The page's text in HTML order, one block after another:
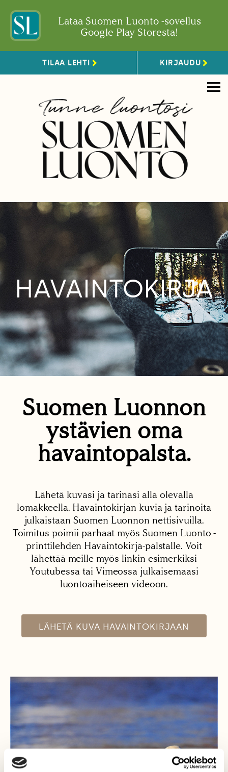
Lataa Suomen Luonto -sovellus
Google Play Storesta!
TILAA LEHTI KIRJAUDU
HAVAINTOKIRJA
Suomen Luonnon
ystävien oma
havaintopalsta.
Lähetä kuvasi ja tarinasi alla olevalla
lomakkeella. Havaintokirjan kuvia ja tarinoita
julkaistaan Suomen Luonnon nettisivuilla.
Toimitus poimii parhaat myös Suomen Luonto -
printtilehden Havaintokirja-palstalle. Voit
lähettää meille myös linkin esimerkiksi
Youtubessa tai Vimeossa julkaisemaasi
luontoaiheiseen videoon.
LÄHETÄ KUVA HAVAINTOKIRJAAN